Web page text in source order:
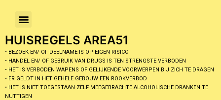
HUISREGELS AREA51
• BEZOEK EN/ OF DEELNAME IS OP EIGEN RISICO
• HANDEL EN/ OF GEBRUIK VAN DRUGS IS TEN STRENGSTE VERBODEN
• HET IS VERBODEN WAPENS OF GELIJKENDE VOORWERPEN BIJ ZICH TE DRAGEN
• ER GELDT IN HET GEHELE GEBOUW EEN ROOKVERBOD
• HET IS NIET TOEGESTAAN ZELF MEEGEBRACHTE ALCOHOLISCHE DRANKEN TE
NUTTIGEN